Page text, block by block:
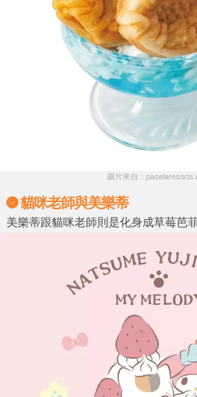
圖片來自：
貓咪老師與美樂蒂
美樂蒂跟貓咪老師則是化身成草莓芭